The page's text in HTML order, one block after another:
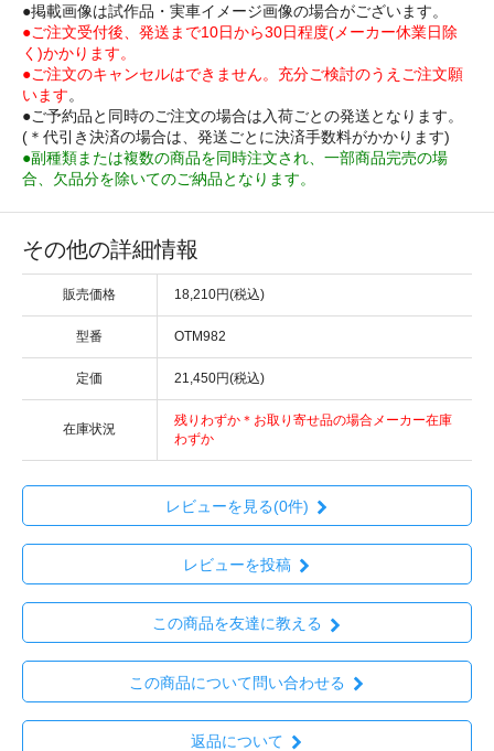
●掲載画像は試作品・実車イメージ画像の場合がございます。
●ご注文受付後、発送まで10日から30日程度(メーカー休業日除
く)かかります。
●ご注文のキャンセルはできません。充分ご検討のうえご注文願
います。
●ご予約品と同時のご注文の場合は入荷ごとの発送となります。
(＊代引き決済の場合は、発送ごとに決済手数料がかかります)
●副種類または複数の商品を同時注文され、一部商品完売の場
合、欠品分を除いてのご納品となります。
その他の詳細情報
販売価格 18,210円(税込)
型番 OTM982
定価 21,450円(税込)
在庫状況
残りわずか＊お取り寄せ品の場合メーカー在庫
わずか
レビューを見る(0件)
レビューを投稿
この商品を友達に教える
この商品について問い合わせる
返品について